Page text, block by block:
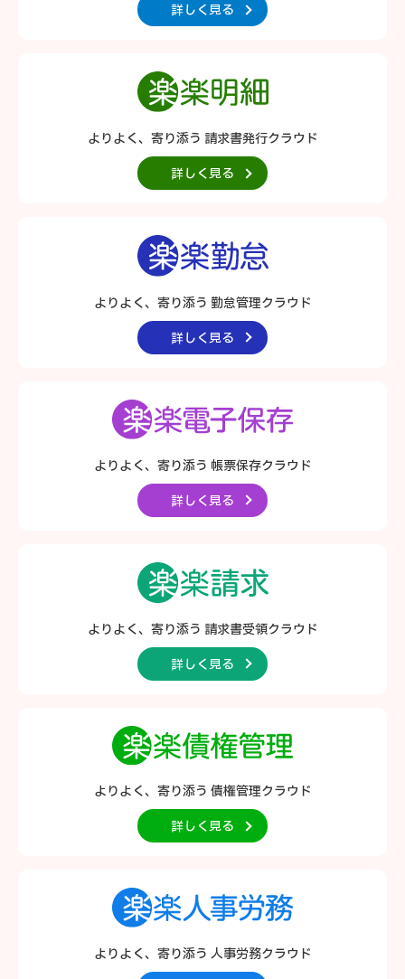
詳しく見る
よりよく、寄り添う 請求書発行クラウド
詳しく見る
よりよく、寄り添う 勤怠管理クラウド
詳しく見る
よりよく、寄り添う 帳票保存クラウド
詳しく見る
よりよく、寄り添う 請求書受領クラウド
詳しく見る
よりよく、寄り添う 債権管理クラウド
詳しく見る
よりよく、寄り添う 人事労務クラウド